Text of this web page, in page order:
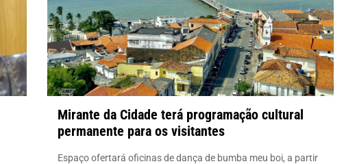
Mirante da Cidade terá programação cultural
permanente para os visitantes
Espaço ofertará oficinas de dança de bumba meu boi, a partir